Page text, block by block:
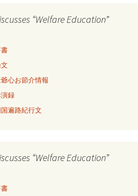
“Welfare Education”
心お節介情報
録
遍路紀行文
“Welfare Education”